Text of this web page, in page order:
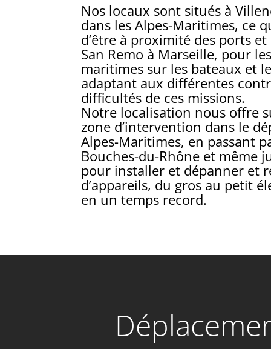
Nos locaux sont situés à
dans les Alpes-Maritimes, ce
d’être à proximité des ports
San Remo à Marseille, pour
maritimes sur les bateaux et
adaptant aux différentes
difficultés de ces missions.
Notre localisation nous offre
zone d’intervention dans le
Alpes-Maritimes, en passant
Bouches-du-Rhône et même
pour installer et dépanner et
d’appareils, du gros au petit
en un temps record.